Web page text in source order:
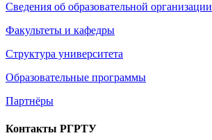
Сведения об образовательной организации
Факультеты и кафедры
Структура университета
Образовательные программы
Партнёры
Контакты РГРТУ